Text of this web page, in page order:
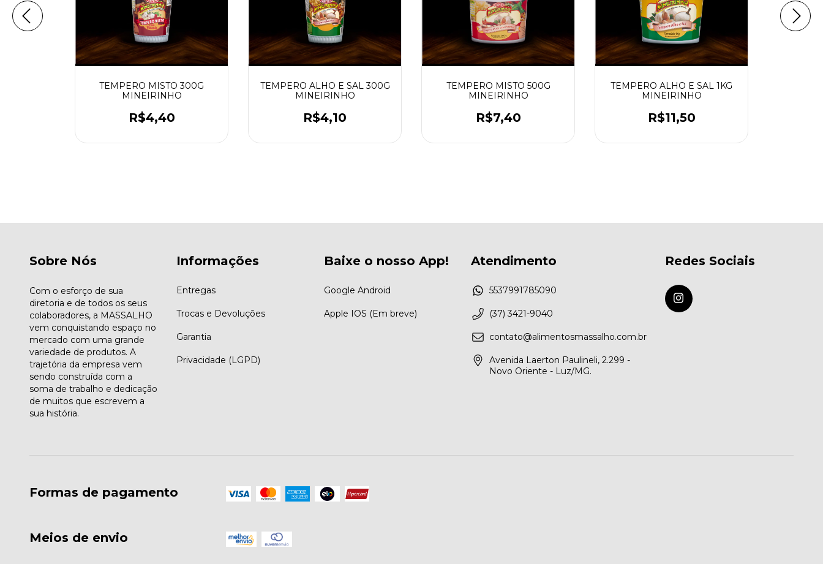
TEMPERO MISTO 300G
MINEIRINHO
R$4,40
TEMPERO ALHO E SAL 300G
MINEIRINHO
R$4,10
TEMPERO MISTO 500G
MINEIRINHO
R$7,40
TEMPERO ALHO E SAL 1KG
MINEIRINHO
R$11,50
Sobre Nós
Com o esforço de sua
diretoria e de todos os seus
colaboradores, a MASSALHO
vem conquistando espaço no
mercado com uma grande
variedade de produtos. A
trajetória da empresa vem
sendo construída com a
soma de trabalho e dedicação
de muitos que escrevem a
sua história.
Informações
Entregas
Trocas e Devoluções
Garantia
Privacidade (LGPD)
Baixe o nosso App!
Google Android
Apple IOS (Em breve)
Atendimento
5537991785090
(37) 3421-9040
contato@alimentosmassalho.com.br
Avenida Laerton Paulineli, 2.299 -
Novo Oriente - Luz/MG.
Redes Sociais
Formas de pagamento
Meios de envio